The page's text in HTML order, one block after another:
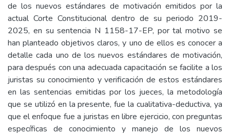
de los nuevos estándares de motivación emitidos por la
actual Corte Constitucional dentro de su periodo 2019-
2025, en su sentencia N 1158-17-EP, por tal motivo se
han planteado objetivos claros, y uno de ellos es conocer a
detalle cada uno de los nuevos estándares de motivación,
para después con una adecuada capacitación se facilite a los
juristas su conocimiento y verificación de estos estándares
en las sentencias emitidas por los jueces, la metodología
que se utilizó en la presente, fue la cualitativa-deductiva, ya
que el enfoque fue a juristas en libre ejercicio, con preguntas
específicas de conocimiento y manejo de los nuevos